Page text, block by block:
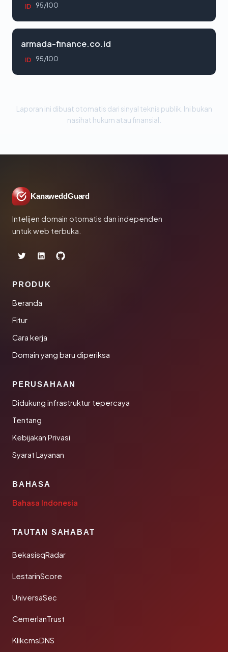
ID 95/100
armada-finance.co.id
ID 95/100
Laporan ini dibuat otomatis dari sinyal teknis publik. Ini bukan
nasihat hukum atau finansial.
KanaweddGuard
Intelijen domain otomatis dan independen
untuk web terbuka.
PRODUK
Beranda
Fitur
Cara kerja
Domain yang baru diperiksa
PERUSAHAAN
Didukung infrastruktur tepercaya
Tentang
Kebijakan Privasi
Syarat Layanan
BAHASA
Bahasa Indonesia
TAUTAN SAHABAT
BekasisqRadar
LestarinScore
UniversaSec
CemerlanTrust
KlikcmsDNS